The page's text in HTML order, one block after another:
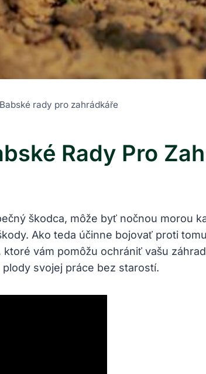
rady pro zahrádkáře
Rady Pro
škodca, môže byť nočnou morou
Ako teda účinne bojovať proti
vám pomôžu ochrániť vašu
svojej práce bez⁢ starostí.